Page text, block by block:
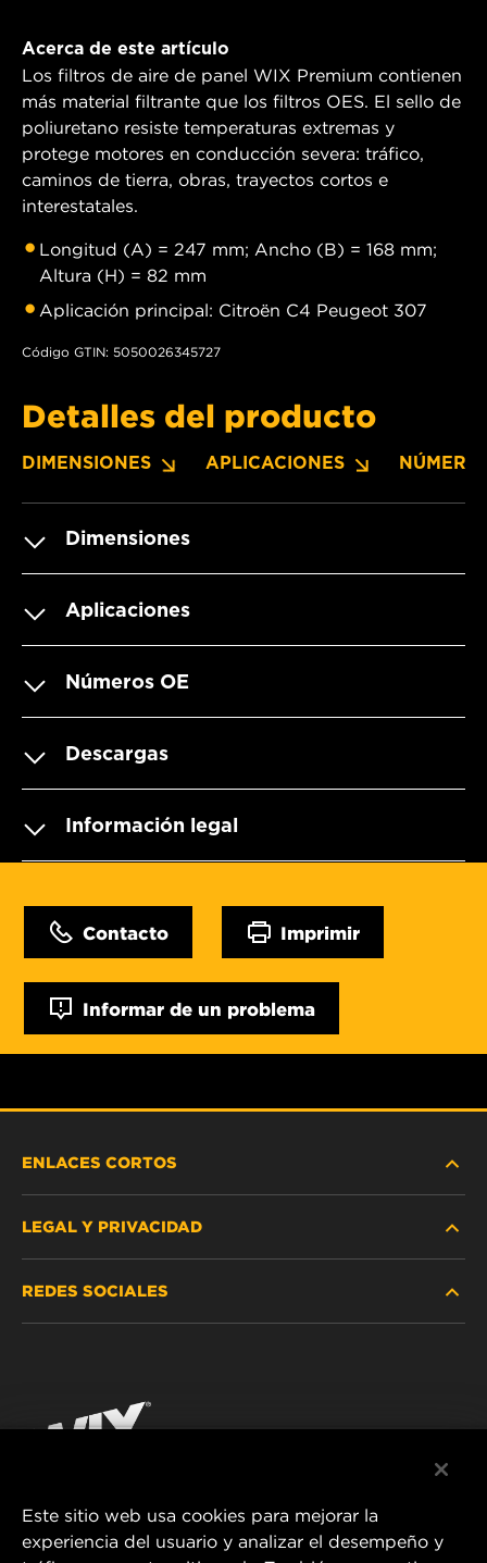
Acerca de este artículo
Los filtros de aire de panel WIX Premium contienen
más material filtrante que los filtros OES. El sello de
poliuretano resiste temperaturas extremas y
protege motores en conducción severa: tráfico,
caminos de tierra, obras, trayectos cortos e
interestatales.
Longitud (A) = 247 mm; Ancho (B) = 168 mm;
Altura (H) = 82 mm
Aplicación principal: Citroën C4 Peugeot 307
Código GTIN: 5050026345727
Detalles del producto
DIMENSIONES APLICACIONES
Dimensiones
Aplicaciones
Números OE
Descargas
Información legal
Contacto Imprimir
Informar de un problema
ENLACES CORTOS
DÓNDE COMPRAR
¡CONTÁCTENOS!
LEGAL Y PRIVACIDAD
IMPRESSUM
REDES SOCIALES
YouTube
MANN+HUMMEL FT Poland
Este sitio web usa cookies para mejorar la
experiencia del usuario y analizar el desempeño y